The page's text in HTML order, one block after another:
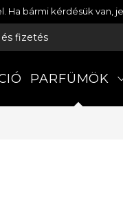
Ha bármi kérdésük
és fizetés
PARFÜMÖK